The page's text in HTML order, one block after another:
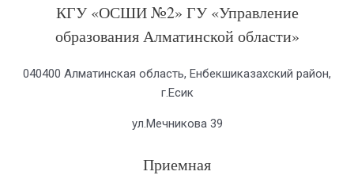
КГУ «ОСШИ №2» ГУ «Управление
образования Алматинской области»
040400 Алматинская область, Енбекшиказахский район,
г.Есик
ул.Мечникова 39
Приемная